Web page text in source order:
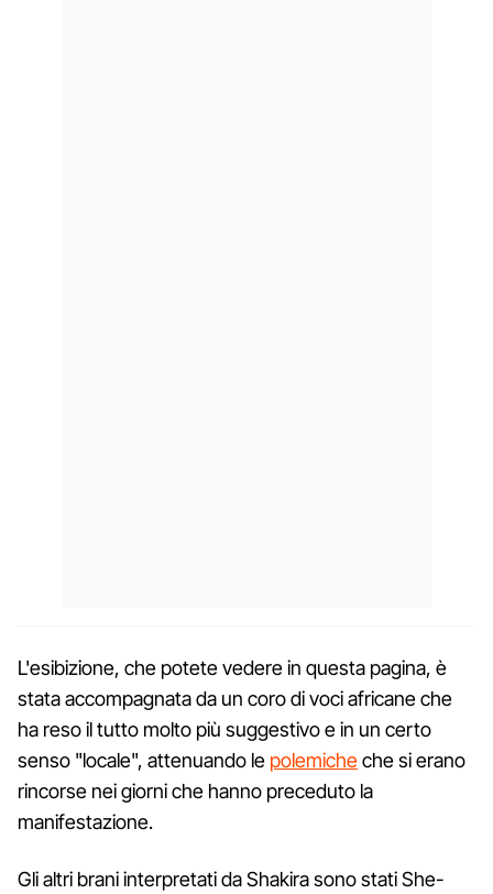
L'esibizione, che potete vedere in questa pagina, è
stata accompagnata da un coro di voci africane che
ha reso il tutto molto più suggestivo e in un certo
senso "locale", attenuando le polemicheche si erano
rincorse nei giorni che hanno preceduto la
manifestazione.
Gli altri brani interpretati da Shakira sono stati She-